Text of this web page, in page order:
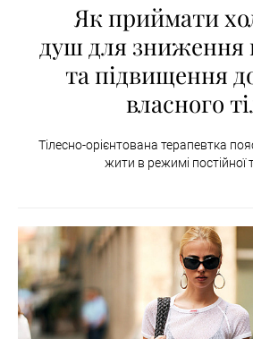
Як приймати
душ для зниження
та підвищення
власного
Тілесно-орієнтована терапевтка
жити в режимі постійної